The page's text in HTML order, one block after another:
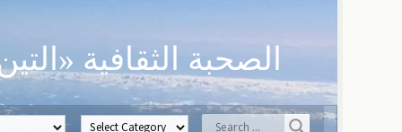
الصحبة الثقافية